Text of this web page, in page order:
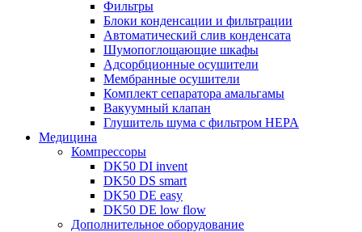
Фильтры
Блоки конденсации и фильтрации
Автоматический слив конденсата
Шумопоглощающие шкафы
Адсорбционные осушители
Мембранные осушители
Комплект сепаратора амальгамы
Вакуумный клапан
Глушитель шума с фильтром HEPA
Медицина
Компрессоры
DK50 DI invent
DK50 DS smart
DK50 DE easy
DK50 DE low flow
Дополнительное оборудование